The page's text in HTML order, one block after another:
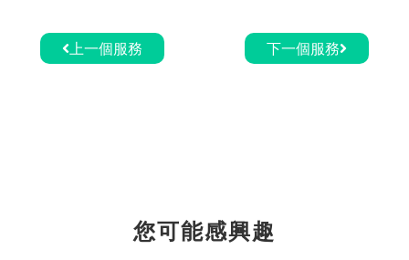
上一個服務 下一個服務
您可能感興趣